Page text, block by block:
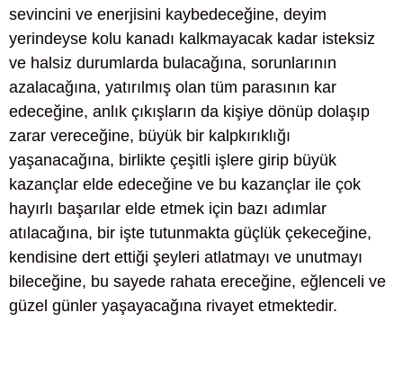
sevincini ve enerjisini kaybedeceğine, deyim
yerindeyse kolu kanadı kalkmayacak kadar isteksiz
ve halsiz durumlarda bulacağına, sorunlarının
azalacağına, yatırılmış olan tüm parasının kar
edeceğine, anlık çıkışların da kişiye dönüp dolaşıp
zarar vereceğine, büyük bir kalpkırıklığı
yaşanacağına, birlikte çeşitli işlere girip büyük
kazançlar elde edeceğine ve bu kazançlar ile çok
hayırlı başarılar elde etmek için bazı adımlar
atılacağına, bir işte tutunmakta güçlük çekeceğine,
kendisine dert ettiği şeyleri atlatmayı ve unutmayı
bileceğine, bu sayede rahata ereceğine, eğlenceli ve
güzel günler yaşayacağına rivayet etmektedir.